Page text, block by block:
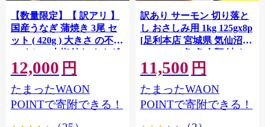
【数量限定】【 訳アリ 】
国産うなぎ 蒲焼き 3尾 セ
ット ( 420g ) 大きさ の不揃
い タレ・山椒付き ウナギ
鰻 ふぞろい 不揃い うな重
ひつまぶし 人気 茨城 八千
代町 ふるさと納税 冷凍
[SF951ya]
12,000 円
たまったWAON
POINTで寄附できる！
訳あり サーモン 切り落と
し おさしみ用 1kg 125gx8p
[足利本店 宮城県 気仙沼市
20564313] 魚 魚介類 鮭 お
刺し身 刺し身 刺身 生 生食
個包装 チリ銀鮭 銀鮭 海鮮
海鮮丼 魚介
11,500 円
たまったWAON
POINTで寄附できる！